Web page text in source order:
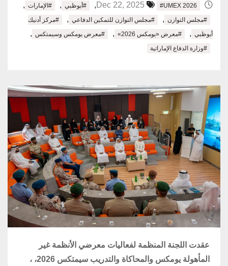
#UMEX 2026
, #أبوظبي , #الإمارات ,
#مجلس التوازن , #مجلس التوازن للتمكين الدفاعي ,
#مركز أدنيك
أبوظبي , #معرض «يومكس 2026» , #معرض يومكس وسيمتكس ,
#وزارة الدفاع الإماراتية
عقدت اللجنة المنظمة لفعاليات معرضي الأنظمة غير
المأهولة يومكس والمحاكاة والتدريب سيمتكس 2026، ،